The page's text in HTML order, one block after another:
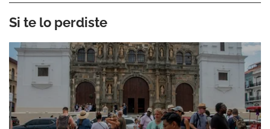
Si te lo perdiste